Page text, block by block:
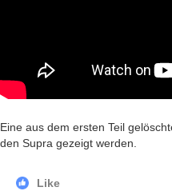
Eine aus dem ersten Teil
den Supra gezeigt werden.
Like